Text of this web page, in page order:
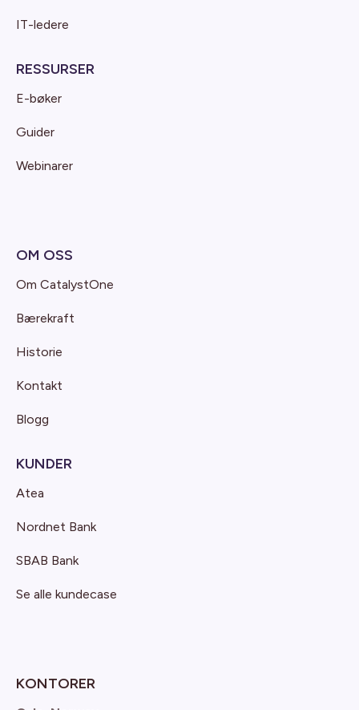
IT-ledere
RESSURSER
E-bøker
Guider
Webinarer
OM OSS
Om CatalystOne
Bærekraft
Historie
Kontakt
Blogg
KUNDER
Atea
Nordnet Bank
SBAB Bank
Se alle kundecase
KONTORER